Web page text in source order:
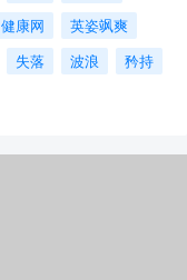
健康网
英姿飒爽
失落 波浪
矜持